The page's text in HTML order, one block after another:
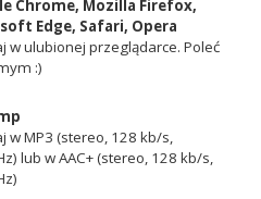
Chrome, Mozilla Firefox,
Edge, Safari, Opera
w ulubionej przeglądarce. Poleć
:)
w MP3 (stereo, 128 kb/s,
lub w AAC+ (stereo, 128 kb/s,